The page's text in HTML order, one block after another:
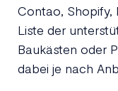
Contao, Shopify,
Liste der
Baukästen oder
dabei je nach